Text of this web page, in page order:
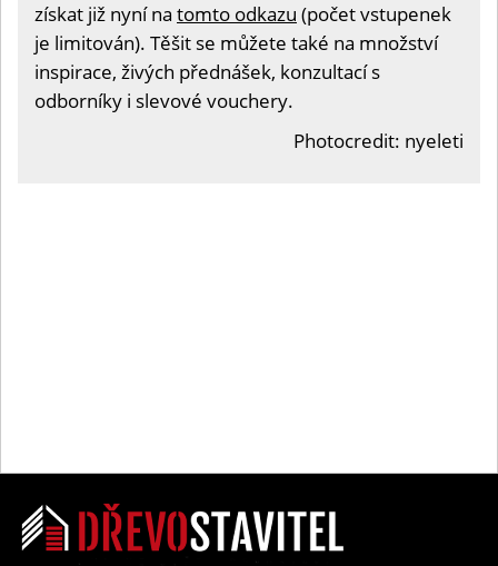
získat již nyní na tomto odkazu (počet vstupenek
je limitován). Těšit se můžete také na množství
inspirace, živých přednášek, konzultací s
odborníky i slevové vouchery.
Photocredit: nyeleti